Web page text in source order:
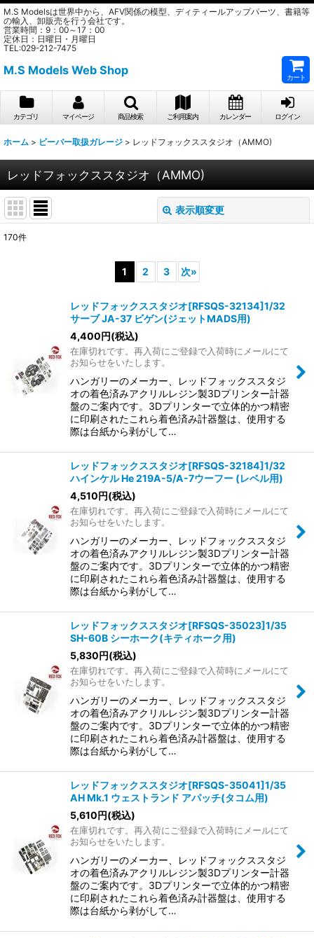
M.S Modelsは世界中から、AFV関係の模型、ディティールアップパーツ、書籍等
の輸入、卸販売を行う会社です。
営業時間：9：00～17：00
定休日：日曜日・月曜日
TEL:029-212-7475
M.S Models Web Shop
カート
カテゴリ マイページ 商品検索 ご利用案内 カレンダー ログイン
ホーム > ビーバー取扱ガレージ > レッドフォックススタジオ（AMMO)
レッドフォックススタジオ（AMMO)
表示順変更
絞り込む
170件
1 2 3 次»
レッドフォックススタジオ[RFSQS-32134]1/32
サーブ JA-37 ビゲン(ジェットMADS用)
4,400円(税込)
在庫切れです。再入荷にご登録で入荷時にメールにて
お知らせをいたします。
ハンガリーのメーカー、レッドフォックススタジ
オの着色済みアクリルレジン製3Dプリンター計器
盤のご案内です。3Dプリンターで立体的かつ精密
に印刷されたこれら着色済み計器盤は、使用する
際は台紙から剥がして…
レッドフォックススタジオ[RFSQS-32184]1/32
ハインケル He 219A-5/A-7ウーフー (レベル用)
4,510円(税込)
在庫切れです。再入荷にご登録で入荷時にメールにて
お知らせをいたします。
ハンガリーのメーカー、レッドフォックススタジ
オの着色済みアクリルレジン製3Dプリンター計器
盤のご案内です。3Dプリンターで立体的かつ精密
に印刷されたこれら着色済み計器盤は、使用する
際は台紙から剥がして…
レッドフォックススタジオ[RFSQS-35023]1/35
SH-60B シーホーク(キティホーク用)
5,830円(税込)
在庫切れです。再入荷にご登録で入荷時にメールにて
お知らせをいたします。
ハンガリーのメーカー、レッドフォックススタジ
オの着色済みアクリルレジン製3Dプリンター計器
盤のご案内です。3Dプリンターで立体的かつ精密
に印刷されたこれら着色済み計器盤は、使用する
際は台紙から剥がして…
レッドフォックススタジオ[RFSQS-35041]1/35
AH Mk.1 ウェストランド アパッチ(タコム用)
5,610円(税込)
在庫切れです。再入荷にご登録で入荷時にメールにて
お知らせをいたします。
ハンガリーのメーカー、レッドフォックススタジ
オの着色済みアクリルレジン製3Dプリンター計器
盤のご案内です。3Dプリンターで立体的かつ精密
に印刷されたこれら着色済み計器盤は、使用する
際は台紙から剥がして…